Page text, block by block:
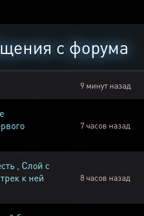
с форума
9 минут назад
7 часов назад
, Слой с
к ней
8 часов назад